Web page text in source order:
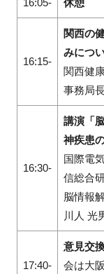
16:15-
関西の
みにつ
関西健
事務
16:30-
講演「
神疾患
国際電
信総合
脳情報
川人 光
17:40-
意見交
会は大